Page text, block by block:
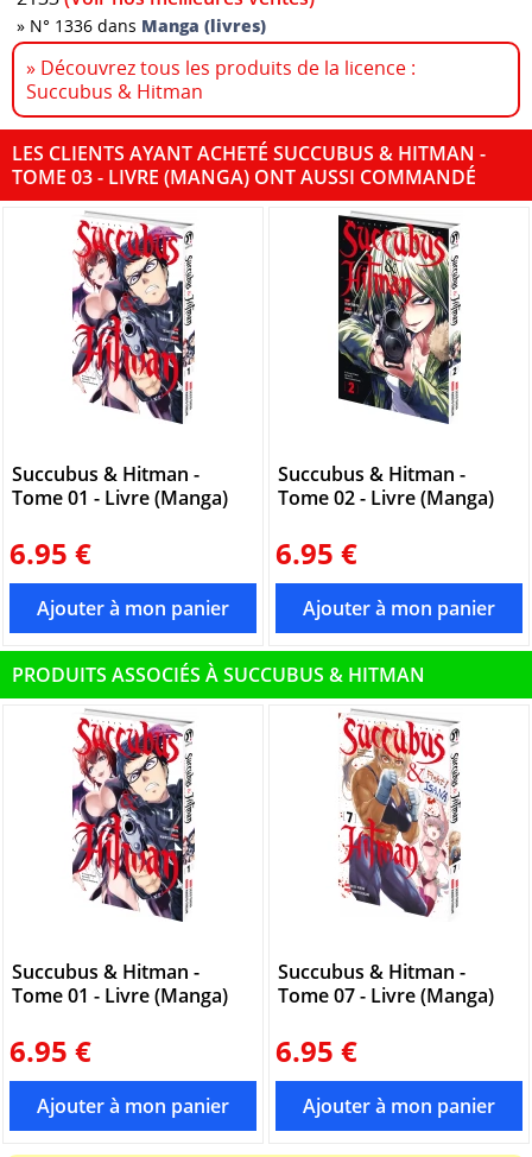
» N° 1336 dans Manga (livres)
» Découvrez tous les produits de la licence :
Succubus & Hitman
LES CLIENTS AYANT ACHETÉ SUCCUBUS & HITMAN -
TOME 03 - LIVRE (MANGA) ONT AUSSI COMMANDÉ
Succubus & Hitman -
Tome 01 - Livre (Manga)
6.95 €
Succubus & Hitman -
Tome 02 - Livre (Manga)
6.95 €
PRODUITS ASSOCIÉS À SUCCUBUS & HITMAN
Succubus & Hitman -
Tome 01 - Livre (Manga)
6.95 €
Succubus & Hitman -
Tome 07 - Livre (Manga)
6.95 €